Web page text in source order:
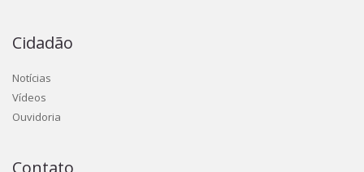
Cidadão
Notícias
Vídeos
Ouvidoria
Contato